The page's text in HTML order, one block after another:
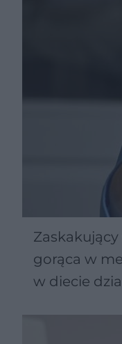
gorąca w
w diecie